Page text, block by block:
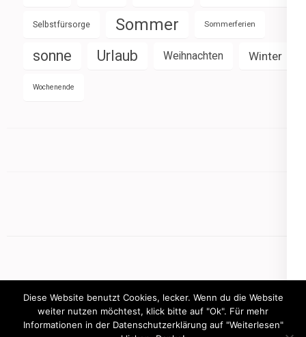
Selbstfürsorge Sommer Sommerferien
sonne Urlaub Weihnachten Winter
Wochenende
Diese Website benutzt Cookies, lecker. Wenn du die Website
weiter nutzen möchtest, klick bitte auf "Ok". Für mehr
Informationen in der Datenschutzerklärung auf "Weiterlesen"